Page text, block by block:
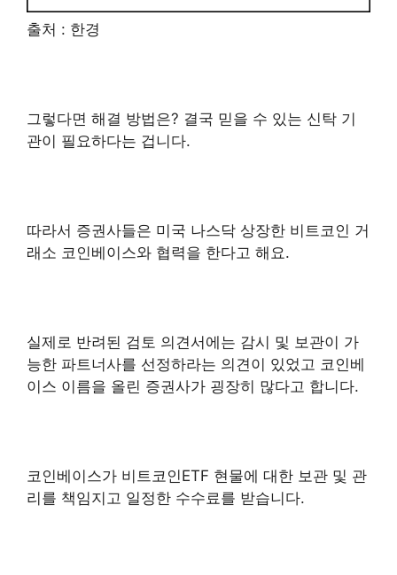
출처 : 한경
그렇다면 해결 방법은? 결국 믿을 수 있는 신탁 기
관이 필요하다는 겁니다.
따라서 증권사들은 미국 나스닥 상장한 비트코인 거
래소 코인베이스와 협력을 한다고 해요.
실제로 반려된 검토 의견서에는 감시 및 보관이 가
능한 파트너사를 선정하라는 의견이 있었고 코인베
이스 이름을 올린 증권사가 굉장히 많다고 합니다.
코인베이스가 비트코인ETF 현물에 대한 보관 및 관
리를 책임지고 일정한 수수료를 받습니다.